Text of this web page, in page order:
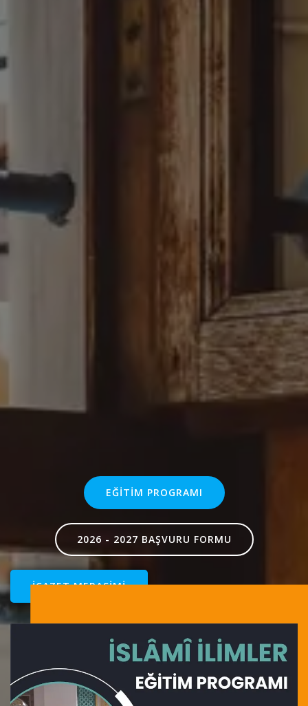
EĞITIM PROGRAMI
2026 - 2027 BAŞVURU FORMU
İCAZET MERASİMİ